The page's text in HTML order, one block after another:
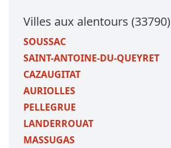
Villes aux alentours (33790)
SOUSSAC
SAINT-ANTOINE-DU-QUEYRET
CAZAUGITAT
AURIOLLES
PELLEGRUE
LANDERROUAT
MASSUGAS